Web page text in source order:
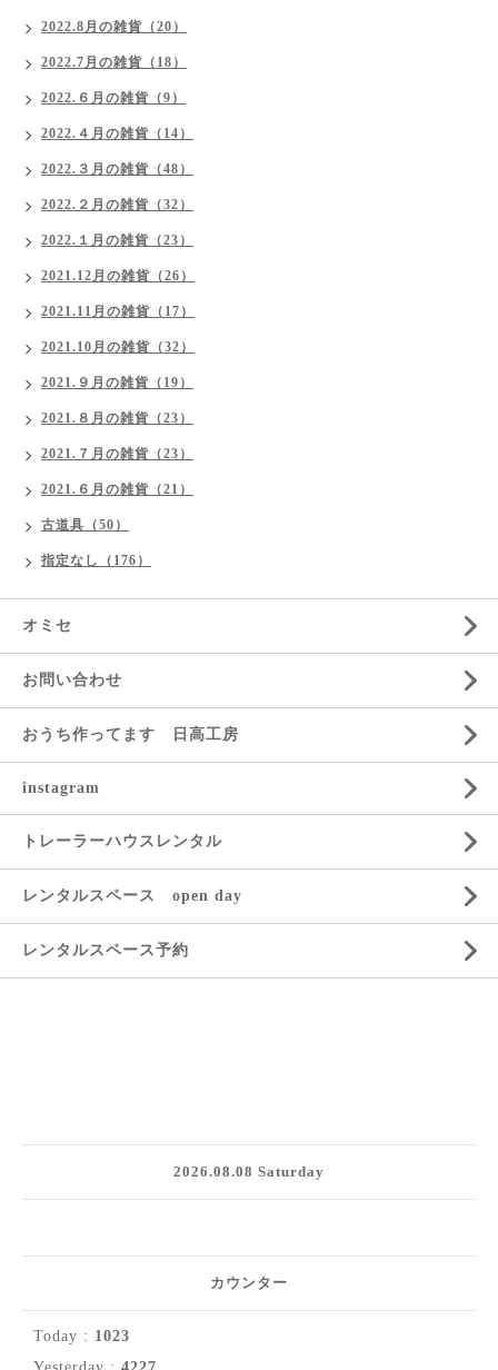
2022.8月の雑貨（20）
2022.7月の雑貨（18）
2022.６月の雑貨（9）
2022.４月の雑貨（14）
2022.３月の雑貨（48）
2022.２月の雑貨（32）
2022.１月の雑貨（23）
2021.12月の雑貨（26）
2021.11月の雑貨（17）
2021.10月の雑貨（32）
2021.９月の雑貨（19）
2021.８月の雑貨（23）
2021.７月の雑貨（23）
2021.６月の雑貨（21）
古道具（50）
指定なし（176）
オミセ
お問い合わせ
おうち作ってます 日高工房
instagram
トレーラーハウスレンタル
レンタルスペース open day
レンタルスペース予約
2026.08.08 Saturday
カウンター
Today : 1023